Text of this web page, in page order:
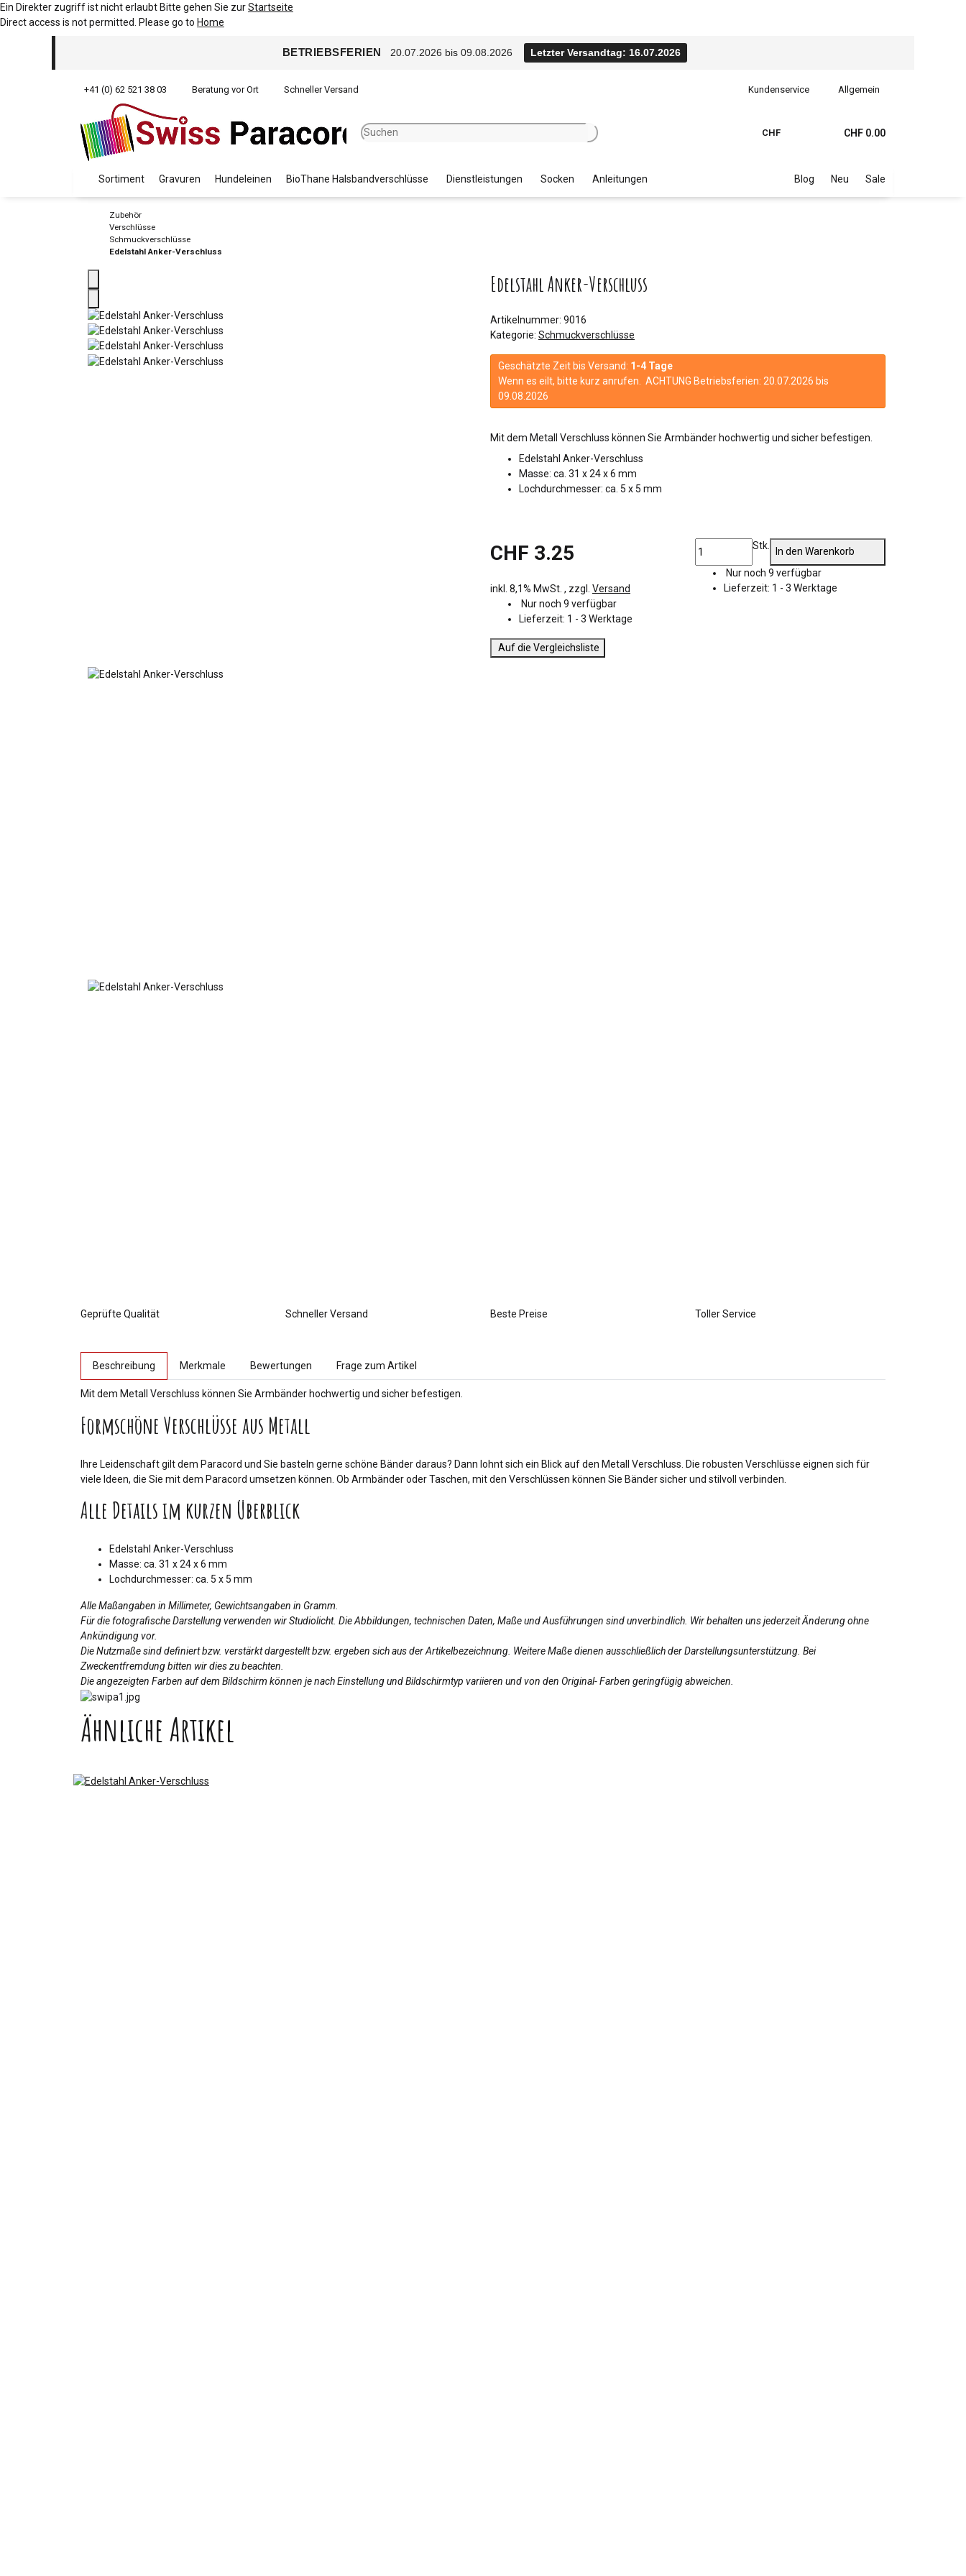
Ein Direkter zugriff ist nicht erlaubt Bitte gehen Sie zurStartseite
Direct access is not permitted. Please go to Home
BETRIEBSFERIEN 20.07.2026 bis 09.08.2026 Letzter Versandtag: 16.07.2026
+41 (0) 62 521 38 03 Beratung vor Ort Schneller Versand Kundenservice Allgemein
CHF CHF 0.00
Sortiment Gravuren Hundeleinen BioThane Halsbandverschlüsse Dienstleistungen Socken Anleitungen Blog Neu Sale
Zubehör
Verschlüsse
Schmuckverschlüsse
Edelstahl Anker-Verschluss
Edelstahl Anker-Verschluss
Artikelnummer: 9016
Kategorie: Schmuckverschlüsse
Geschätzte Zeit bis Versand: 1-4 Tage
Wenn es eilt, bitte kurz anrufen. ACHTUNG Betriebsferien: 20.07.2026 bis
09.08.2026
Mit dem Metall Verschluss können Sie Armbänder hochwertig und sicher befestigen.
Edelstahl Anker-Verschluss
Masse: ca. 31 x 24 x 6 mm
Lochdurchmesser: ca. 5 x 5 mm
CHF 3.25
inkl. 8,1% MwSt. , zzgl. Versand
Nur noch 9 verfügbar
Lieferzeit: 1 - 3 Werktage
Stk.
In den Warenkorb
Nur noch 9 verfügbar
Lieferzeit: 1 - 3 Werktage
Auf die Vergleichsliste
Geprüfte Qualität Schneller Versand Beste Preise Toller Service
Beschreibung Merkmale Bewertungen Frage zum Artikel
Mit dem Metall Verschluss können Sie Armbänder hochwertig und sicher befestigen.
Formschöne Verschlüsse aus Metall
Ihre Leidenschaft gilt dem Paracord und Sie basteln gerne schöne Bänder daraus? Dann lohnt sich ein Blick auf den Metall Verschluss. Die robusten Verschlüsse eignen sich für
viele Ideen, die Sie mit dem Paracord umsetzen können. Ob Armbänder oder Taschen, mit den Verschlüssen können Sie Bänder sicher und stilvoll verbinden.
Alle Details im kurzen Überblick
Edelstahl Anker-Verschluss
Masse: ca. 31 x 24 x 6 mm
Lochdurchmesser: ca. 5 x 5 mm
Alle Maßangaben in Millimeter, Gewichtsangaben in Gramm.
Für die fotografische Darstellung verwenden wir Studiolicht. Die Abbildungen, technischen Daten, Maße und Ausführungen sind unverbindlich. Wir behalten uns jederzeit Änderung ohne
Ankündigung vor.
Die Nutzmaße sind definiert bzw. verstärkt dargestellt bzw. ergeben sich aus der Artikelbezeichnung. Weitere Maße dienen ausschließlich der Darstellungsunterstützung. Bei
Zweckentfremdung bitten wir dies zu beachten.
Die angezeigten Farben auf dem Bildschirm können je nach Einstellung und Bildschirmtyp variieren und von den Original- Farben geringfügig abweichen.
Ähnliche Artikel